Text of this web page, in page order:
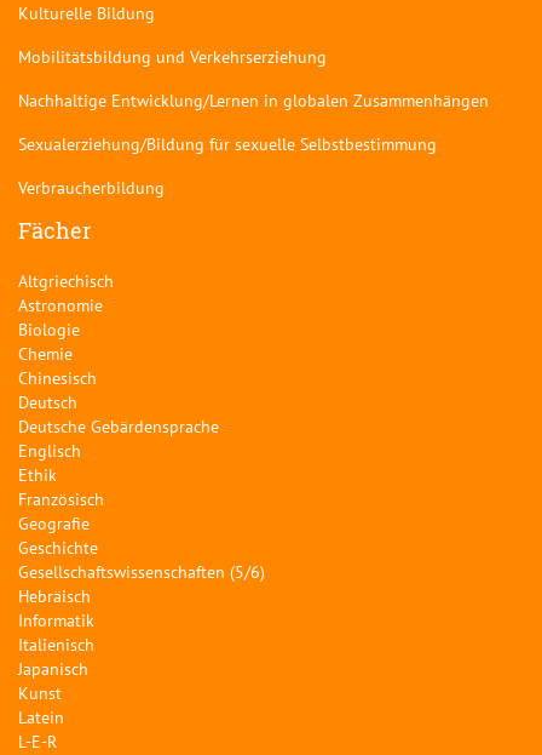
Kulturelle Bildung
Mobilitätsbildung und Verkehrserziehung
Nachhaltige Entwicklung/Lernen in globalen Zusammenhängen
Sexualerziehung/Bildung für sexuelle Selbstbestimmung
Verbraucherbildung
Fächer
Altgriechisch
Astronomie
Biologie
Chemie
Chinesisch
Deutsch
Deutsche Gebärdensprache
Englisch
Ethik
Französisch
Geografie
Geschichte
Gesellschaftswissenschaften (5/6)
Hebräisch
Informatik
Italienisch
Japanisch
Kunst
Latein
L-E-R